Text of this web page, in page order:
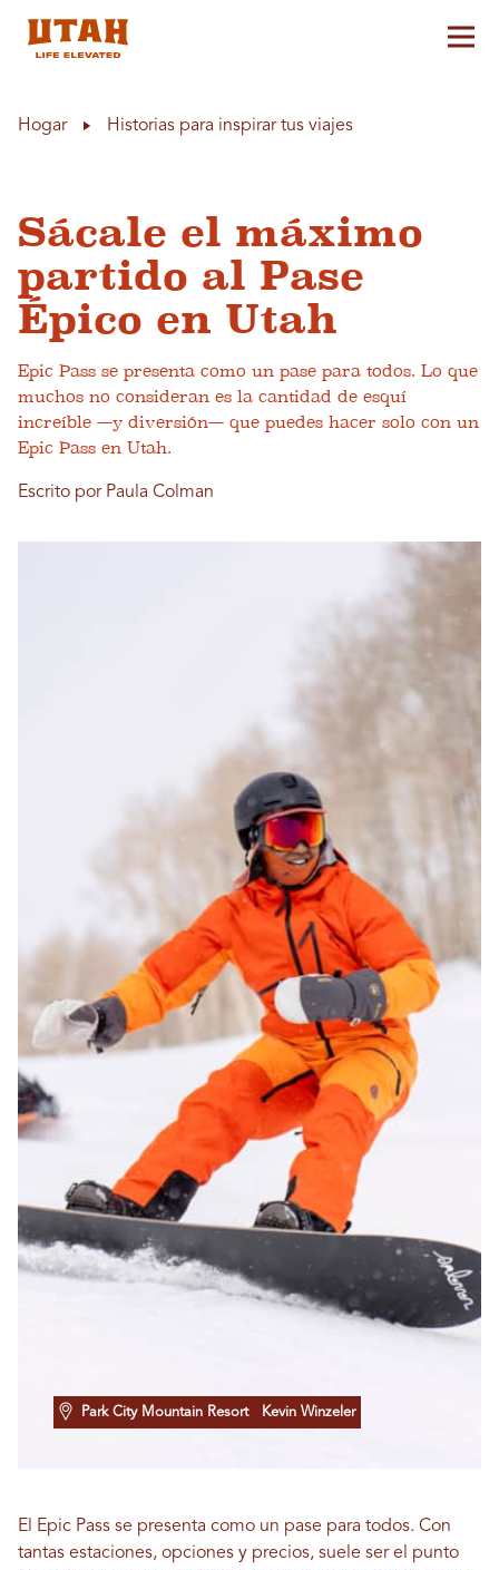
Hogar Historias para inspirar tus viajes
Sácale el máximo
partido al Pase
Épico en Utah
Epic Pass se presenta como un pase para todos. Lo que
muchos no consideran es la cantidad de esquí
increíble —y diversión— que puedes hacer solo con un
Epic Pass en Utah.
Escrito por Paula Colman
Park City Mountain Resort Kevin Winzeler
El Epic Pass se presenta como un pase para todos. Con
tantas estaciones, opciones y precios, suele ser el punto